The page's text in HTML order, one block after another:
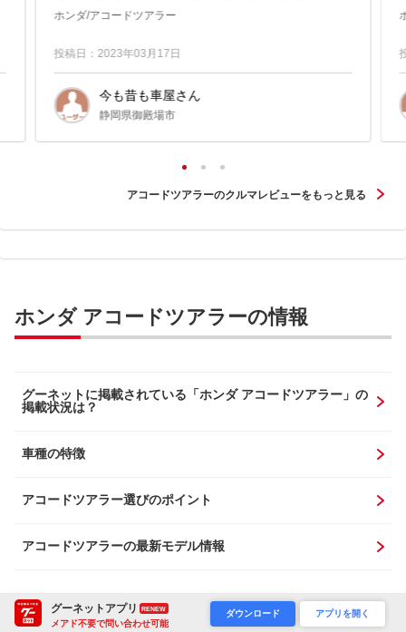
グーネットアプリ RENEW
メアド不要で問い合わせ可能
ダウンロード アプリを開く
ーフレザー等、高級感...
ホンダ/アコードツアラー
投稿日：2023年03月17日
今も昔も車屋さん
静岡県御殿場市
アコードツアラーのクルマレビューをもっと見る
ホンダ アコードツアラーの情報
グーネットに掲載されている「ホンダ アコードツアラー」の
掲載状況は？
車種の特徴
アコードツアラー選びのポイント
アコードツアラーの最新モデル情報